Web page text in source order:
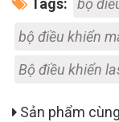
Tags:
bộ
bộ điều khiển
Bộ điều khiển
Sản phẩm